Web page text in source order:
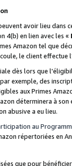
avoir lieu dans
4(b) en lien avec les «
Amazon tel que
le client
dès lors que
exemple, des
aux Primes
déterminera à
abusive a eu lieu.
au
répertoriées en
que pour